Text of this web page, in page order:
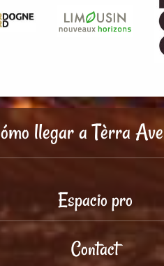
llegar a Tèrra
Espacio pro
Contact